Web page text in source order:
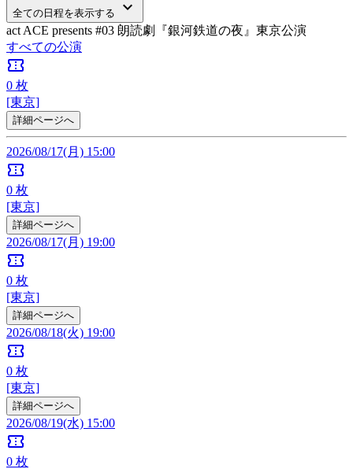
全ての日程を表示する keyboard_arrow_down
act ACE presents #03 朗読劇『銀河鉄道の夜』東京公演
すべての公演
confirmation_number
0 枚
[東京]
詳細ページへ
2026/08/17(月) 15:00
confirmation_number
0 枚
[東京]
詳細ページへ
2026/08/17(月) 19:00
confirmation_number
0 枚
[東京]
詳細ページへ
2026/08/18(火) 19:00
confirmation_number
0 枚
[東京]
詳細ページへ
2026/08/19(水) 15:00
confirmation_number
0 枚